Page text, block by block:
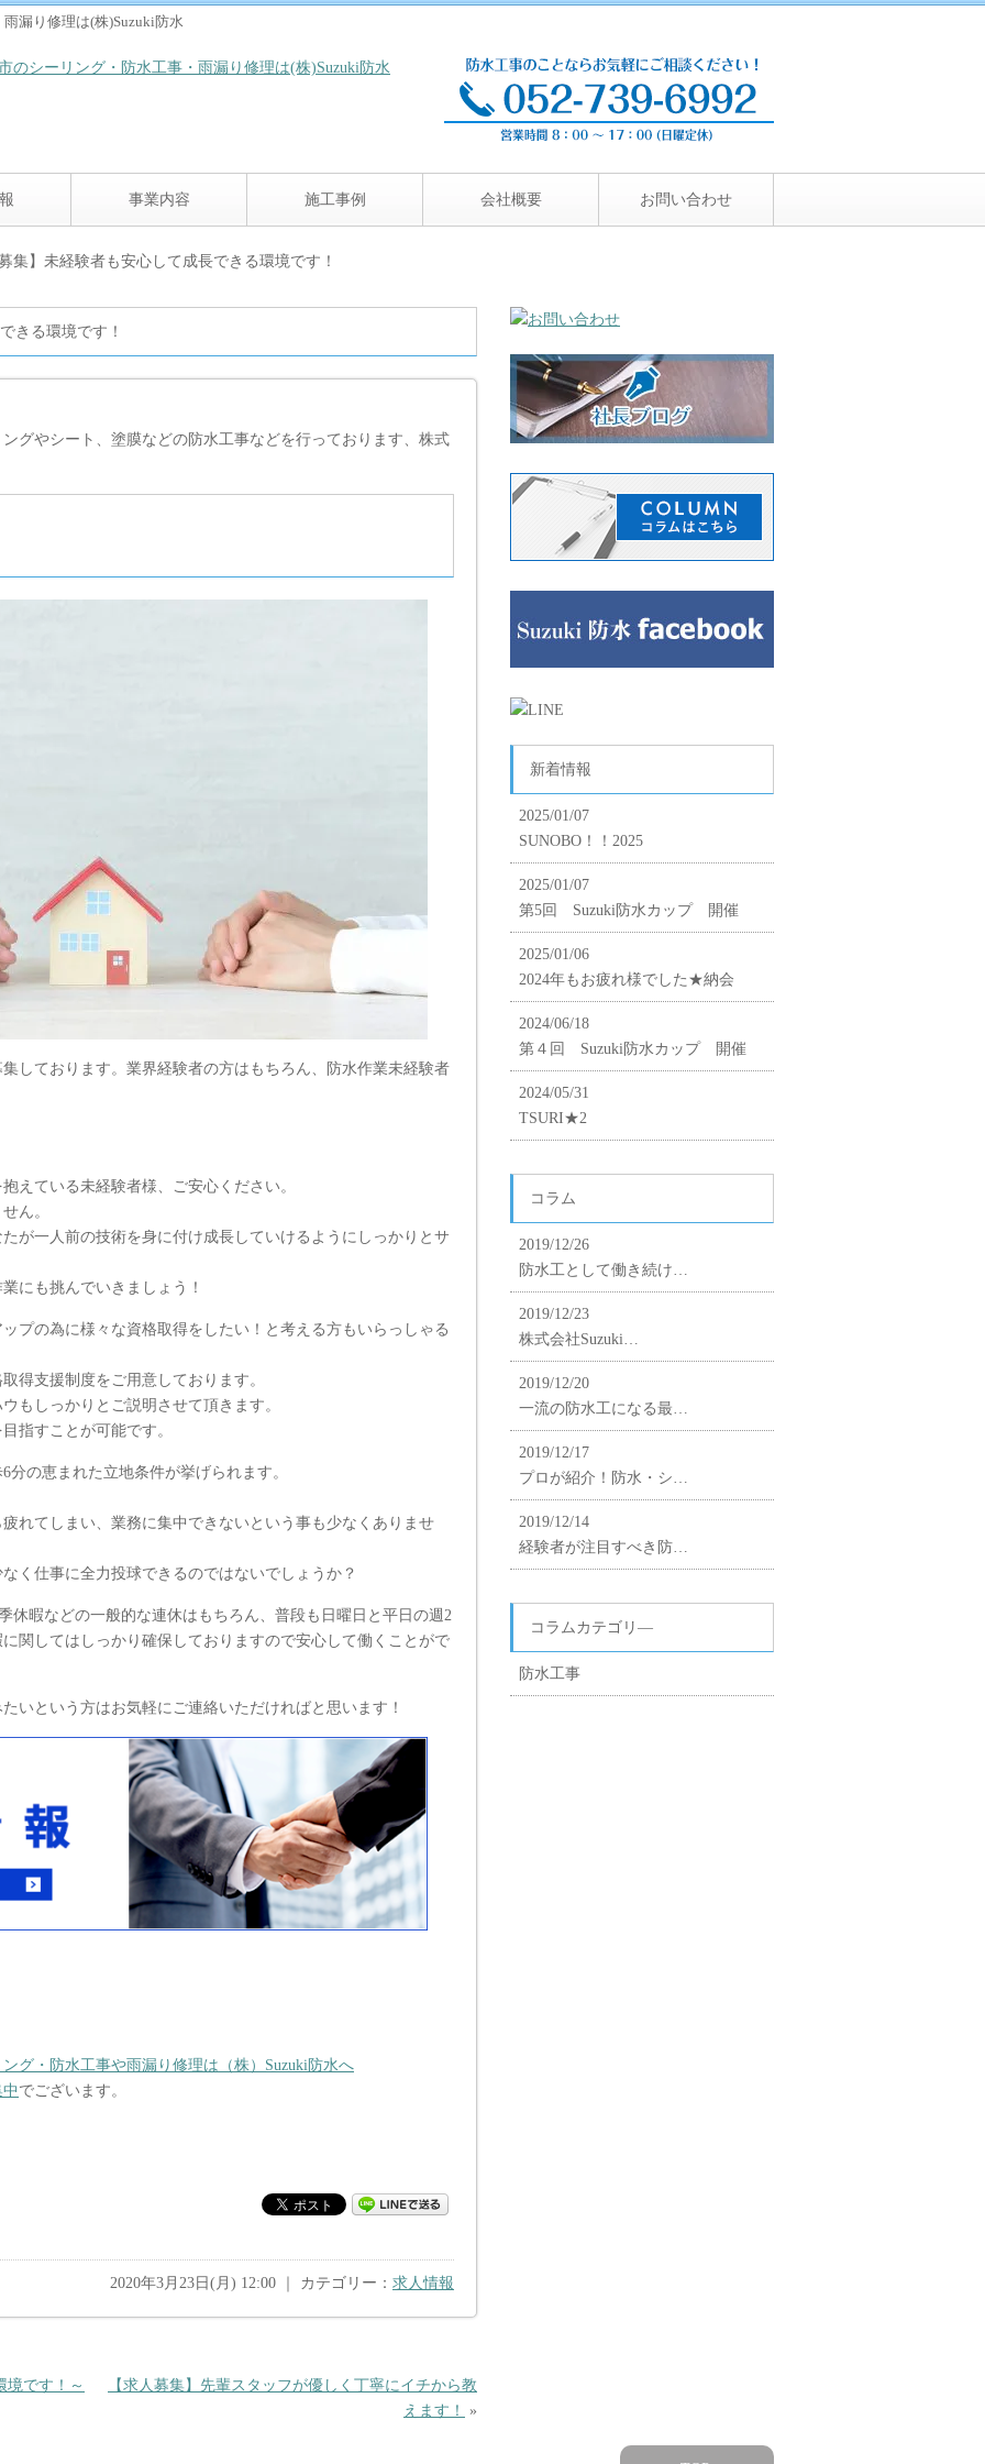
漏り修理は(株)Suzuki防水
事業内容 施工事例 会社概要 お問い合わせ
集】未経験者も安心して成長できる環境です！
きる環境です！
グやシート、塗膜などの防水工事などを行っております、株式
しております。業界経験者の方はもちろん、防水作業未経験者
えている未経験者様、ご安心ください。
ん。
が一人前の技術を身に付け成長していけるようにしっかりとサ
にも挑んでいきましょう！
プの為に様々な資格取得をしたい！と考える方もいらっしゃる
得支援制度をご用意しております。
もしっかりとご説明させて頂きます。
指すことが可能です。
の恵まれた立地条件が挙げられます。
れてしまい、業務に集中できないという事も少なくありませ
く仕事に全力投球できるのではないでしょうか？
休暇などの一般的な連休はもちろん、普段も日曜日と平日の週2
関してはしっかり確保しておりますので安心して働くことがで
いという方はお気軽にご連絡いただければと思います！
グ・防水工事や雨漏り修理は（株）Suzuki防水へ
でございます。
2020年3月23日(月) 12:00 ｜ カテゴリー： 求人情報
境です！～
【求人募集】先輩スタッフが優しく丁寧にイチから教
えます！
»
新着情報
2025/01/07
SUNOBO！！2025
2025/01/07
第5回 Suzuki防水カップ 開催
2025/01/06
2024年もお疲れ様でした★納会
2024/06/18
第４回 Suzuki防水カップ 開催
2024/05/31
TSURI★2
コラム
2019/12/26
防水工として働き続け…
2019/12/23
株式会社Suzuki…
2019/12/20
一流の防水工になる最…
2019/12/17
プロが紹介！防水・シ…
2019/12/14
経験者が注目すべき防…
コラムカテゴリ―
防水工事